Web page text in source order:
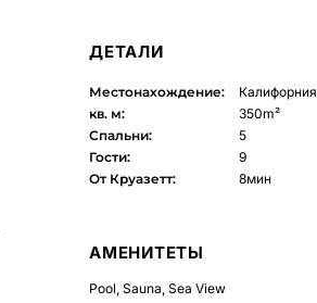
ДЕТАЛИ
Местонахождение:
Калифорния
кв. м:
350m²
Спальни:
5
Гости:
9
От Круазетт:
8мин
АМЕНИТЕТЫ
Pool, Sauna, Sea View